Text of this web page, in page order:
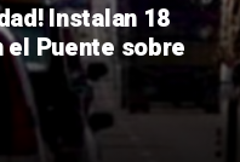
Instalan 18
el Puente sobre